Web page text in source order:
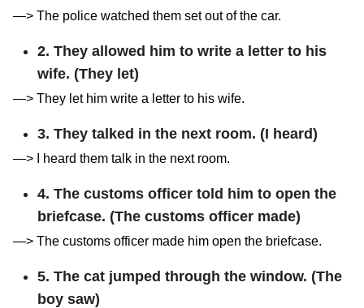
—> The police watched them set out of the car.
2. They allowed him to write a letter to his
wife. (They let)
—> They let him write a letter to his wife.
3. They talked in the next room. (I heard)
—> I heard them talk in the next room.
4. The customs officer told him to open the
briefcase. (The customs officer made)
—> The customs officer made him open the briefcase.
5. The cat jumped through the window. (The
boy saw)